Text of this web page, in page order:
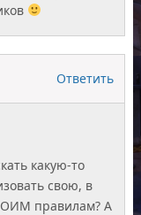
Ответить
какую-то
свою, в
правилам? А